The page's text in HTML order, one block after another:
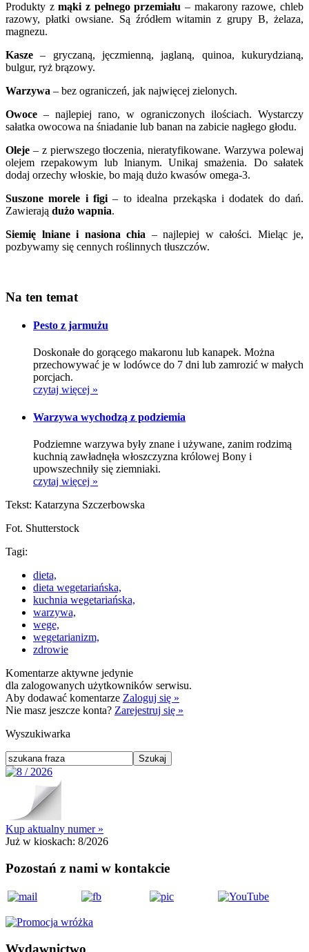
Produkty zmąki z pełnego przemiału– makarony razowe, chleb
razowy, płatki owsiane. Są źródłem witamin z grupy B, żelaza,
magnezu.
Kasze – gryczaną, jęczmienną, jaglaną, quinoa, kukurydzianą,
bulgur, ryż brązowy.
Warzywa – bez ograniczeń, jak najwięcej zielonych.
Owoce – najlepiej rano, w ograniczonych ilościach. Wystarczy
sałatka owocowa na śniadanie lub banan na zabicie nagłego głodu.
Oleje – z pierwszego tłoczenia, nieratyfikowane. Warzywa polewaj
olejem rzepakowym lub lnianym. Unikaj smażenia. Do sałatek
dodaj orzechy włoskie, bo mają dużo kwasów omega-3.
Suszone morele i figi – to idealna przekąska i dodatek do dań.
Zawierają dużo wapnia.
Siemię lniane i nasiona chia – najlepiej w całości. Mieląc je,
pozbywamy się cennych roślinnych tłuszczów.
Na ten temat
Pesto z jarmużu
Doskonałe do gorącego makaronu lub kanapek. Można
przechowywać je w lodówce do 7 dni lub zamrozić w małych
porcjach.
czytaj więcej »
Warzywa wychodzą z podziemia
Podziemne warzywa były znane i używane, zanim rodzimą
kuchnią zawładnęła włoszczyzna królowej Bony i
upowszechniły się ziemniaki.
czytaj więcej »
Tekst: Katarzyna Szczerbowska
Fot. Shutterstock
Tagi:
dieta,
dieta wegetariańska,
kuchnia wegetariańska,
warzywa,
wege,
wegetarianizm,
zdrowie
Komentarze aktywne jedynie
dla zalogowanych użytkowników serwisu.
Aby dodawać komentarze Zaloguj się »
Nie masz jeszcze konta? Zarejestruj się »
Wyszukiwarka
Kup aktualny numer »
Już w kioskach: 8/2026
Pozostań z nami w kontakcie
Wydawnictwo